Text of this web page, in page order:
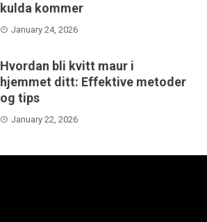
kulda kommer
January 24, 2026
Hvordan bli kvitt maur i
hjemmet ditt: Effektive metoder
og tips
January 22, 2026